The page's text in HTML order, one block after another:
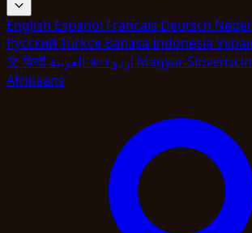
English Espanol Francais Deutsch
Pyccкий Turkce Bahasa Indonesia
文हिन्दी বাংলা Magyar
Afrikaans